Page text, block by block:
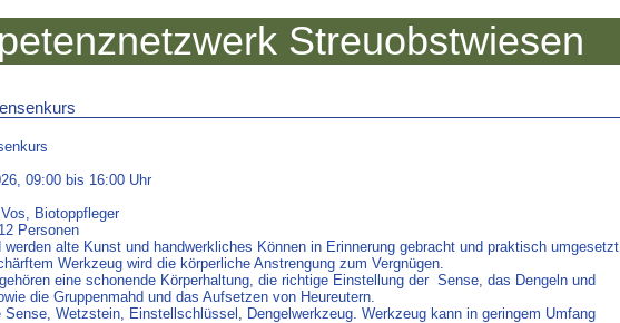
Streuobstwiesen
09:00 bis 16:00 Uhr
Biotoppfleger
Personen
alte Kunst und handwerkliches Können in Erinnerung gebracht und praktisch umgesetzt.
Werkzeug wird die körperliche Anstrengung zum Vergnügen.
eine schonende Körperhaltung, die richtige Einstellung der Sense, das Dengeln und
die Gruppenmahd und das Aufsetzen von Heureutern.
Sense, Wetz­stein, Einstellschlüssel, Dengelwerkzeug. Werkzeug kann in geringem Umfang